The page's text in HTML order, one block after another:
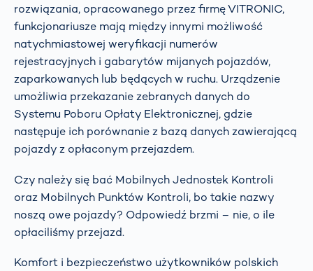
rozwiązania, opracowanego przez firmę VITRONIC,
funkcjonariusze mają między innymi możliwość
natychmiastowej weryfikacji numerów
rejestracyjnych i gabarytów mijanych pojazdów,
zaparkowanych lub będących w ruchu. Urządzenie
umożliwia przekazanie zebranych danych do
Systemu Poboru Opłaty Elektronicznej, gdzie
następuje ich porównanie z bazą danych zawierającą
pojazdy z opłaconym przejazdem.
Czy należy się bać Mobilnych Jednostek Kontroli
oraz Mobilnych Punktów Kontroli, bo takie nazwy
noszą owe pojazdy? Odpowiedź brzmi – nie, o ile
opłaciliśmy przejazd.
Komfort i bezpieczeństwo użytkowników polskich